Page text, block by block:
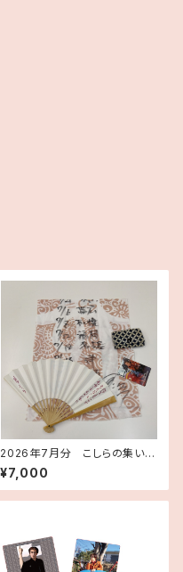
2026年7月分 こしらの集いツ
アー 記念手ぬぐいセット
¥7,000